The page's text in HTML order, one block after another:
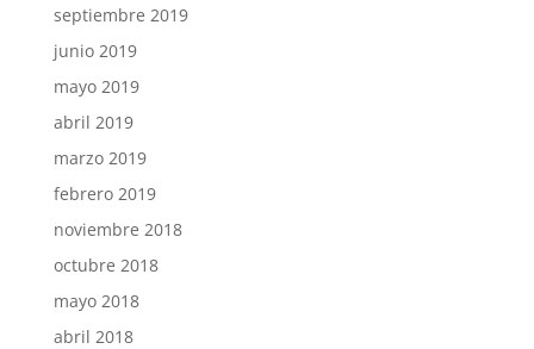
septiembre 2019
junio 2019
mayo 2019
abril 2019
marzo 2019
febrero 2019
noviembre 2018
octubre 2018
mayo 2018
abril 2018